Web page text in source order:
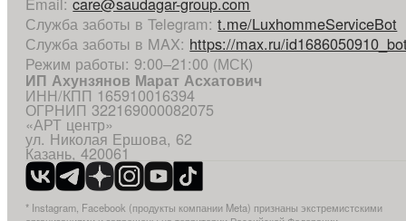
Служба заботы в Telegram:t.me/LuxhommeServiceBot
Служба заботы в MAX: https://max.ru/
Режим работы: 9:00–21:00 (МСК)
ИП Ахунзянов Марат Асхатович
ИНН/КПП 165910016394
ОГРНИП 322169000082075
«АРТ центр»
ул. Николая Ершова, 62
Казань, 420061
* Instagram, Facebook (продукты компании Meta) признаны экстремистскими